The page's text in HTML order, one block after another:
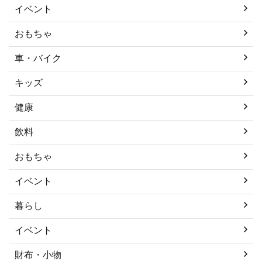
イベント
おもちゃ
車・バイク
キッズ
健康
飲料
おもちゃ
イベント
暮らし
イベント
財布・小物